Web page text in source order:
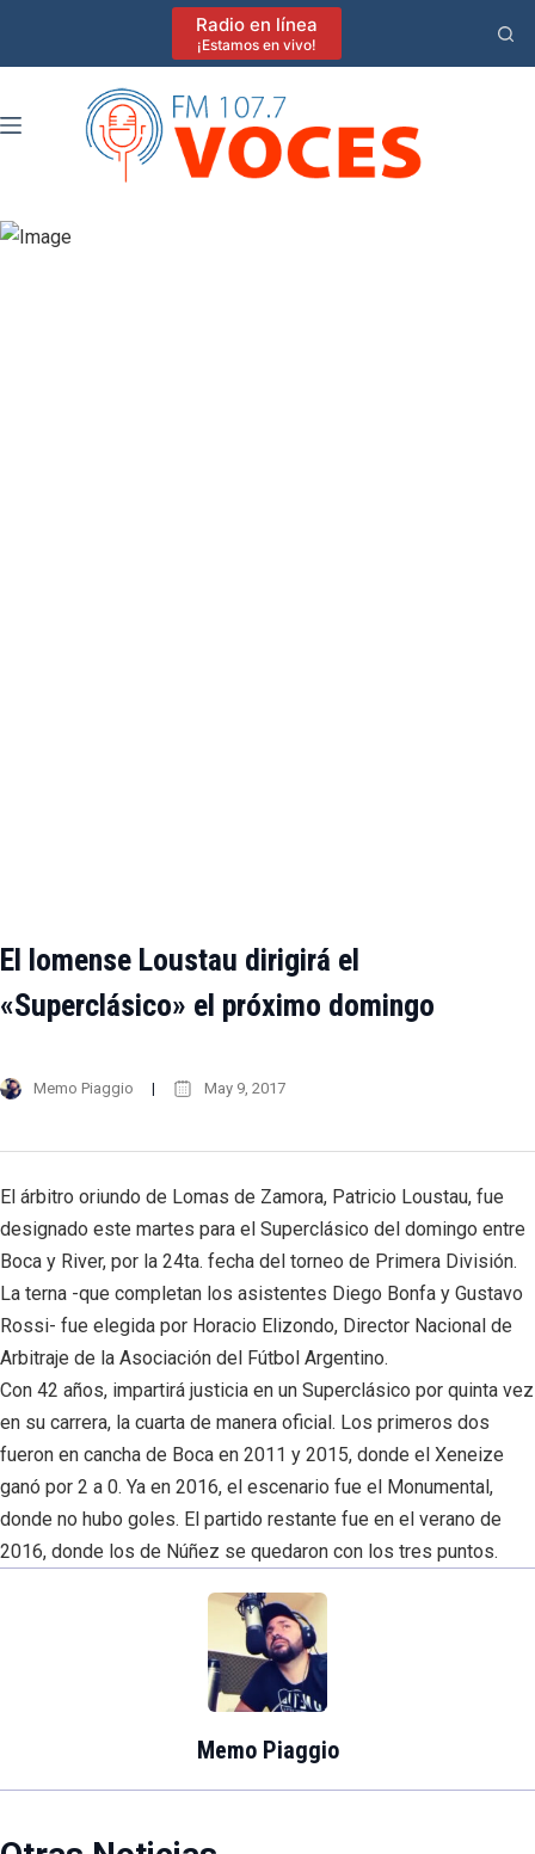
Radio en línea
¡Estamos en vivo!
El lomense Loustau dirigirá el
«Superclásico» el próximo domingo
Memo Piaggio May 9, 2017
El árbitro oriundo de Lomas de Zamora, Patricio Loustau, fue
designado este martes para el Superclásico del domingo entre
Boca y River, por la 24ta. fecha del torneo de Primera División.
La terna -que completan los asistentes Diego Bonfa y Gustavo
Rossi- fue elegida por Horacio Elizondo, Director Nacional de
Arbitraje de la Asociación del Fútbol Argentino.
Con 42 años, impartirá justicia en un Superclásico por quinta vez
en su carrera, la cuarta de manera oficial. Los primeros dos
fueron en cancha de Boca en 2011 y 2015, donde el Xeneize
ganó por 2 a 0. Ya en 2016, el escenario fue el Monumental,
donde no hubo goles. El partido restante fue en el verano de
2016, donde los de Núñez se quedaron con los tres puntos.
Memo Piaggio